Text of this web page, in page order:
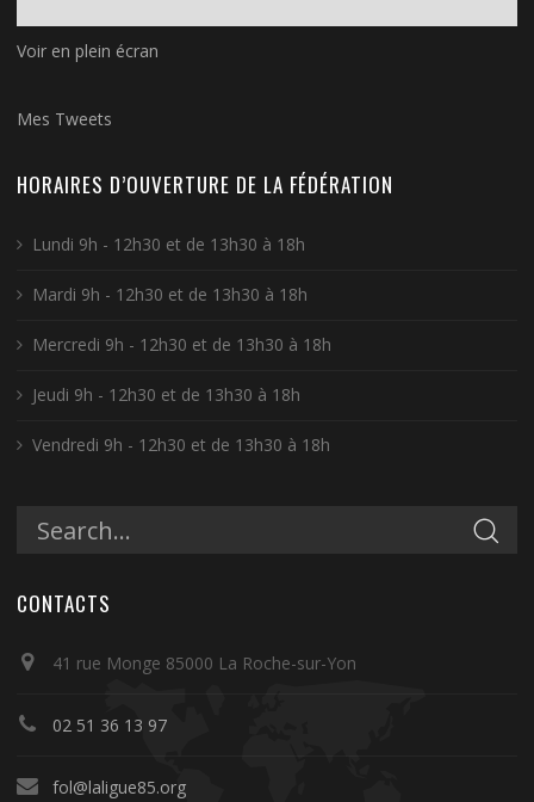
Voir en plein écran
Mes Tweets
HORAIRES D’OUVERTURE DE LA FÉDÉRATION
Lundi 9h - 12h30 et de 13h30 à 18h
Mardi 9h - 12h30 et de 13h30 à 18h
Mercredi 9h - 12h30 et de 13h30 à 18h
Jeudi 9h - 12h30 et de 13h30 à 18h
Vendredi 9h - 12h30 et de 13h30 à 18h
CONTACTS
41 rue Monge 85000 La Roche-sur-Yon
02 51 36 13 97
fol@laligue85.org